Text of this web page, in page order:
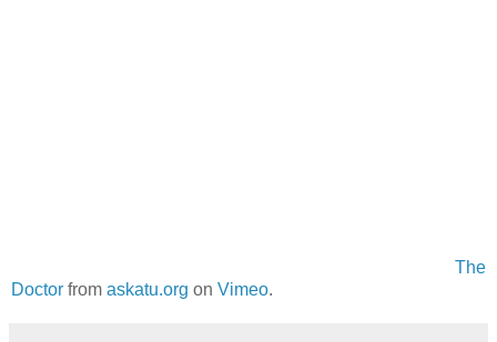
The
Doctor from askatu.org on Vimeo.